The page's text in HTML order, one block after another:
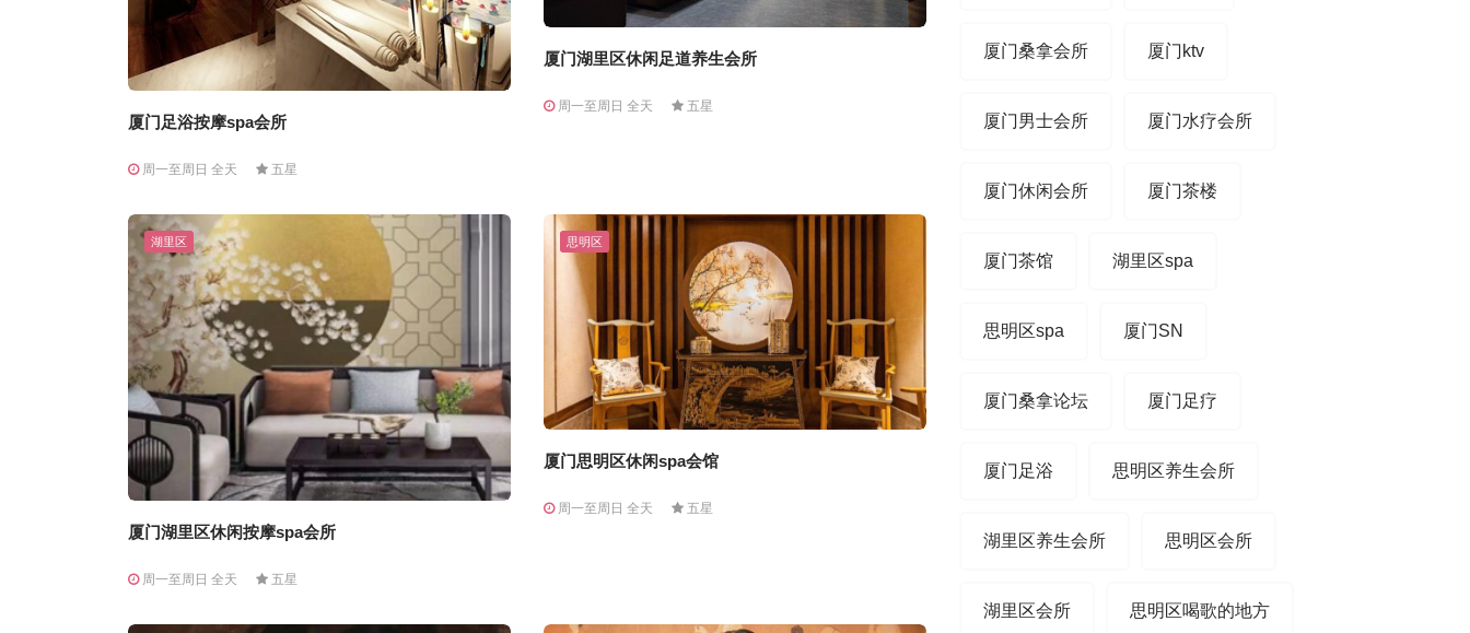
厦门足浴按摩spa会所
周一至周日 全天 五星
厦门湖里区休闲足道养生会所
周一至周日 全天 五星
湖里区
厦门湖里区休闲按摩spa会所
周一至周日 全天 五星
思明区
厦门思明区休闲spa会馆
周一至周日 全天 五星
厦门桑拿会所 厦门ktv
厦门男士会所 厦门水疗会所
厦门休闲会所 厦门茶楼
厦门茶馆 湖里区spa
思明区spa 厦门SN
厦门桑拿论坛 厦门足疗
厦门足浴 思明区养生会所
湖里区养生会所 思明区会所
湖里区会所 思明区喝歌的地方